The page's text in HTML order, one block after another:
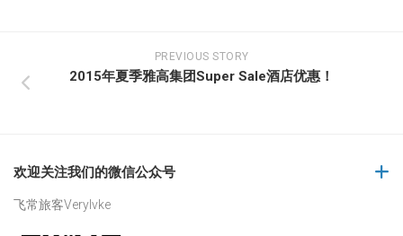
PREVIOUS STORY
2015年夏季雅高集团Super Sale酒店优惠！
欢迎关注我们的微信公众号
飞常旅客Verylvke